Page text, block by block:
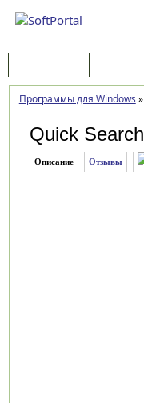
Программы для Windows »
Quick Search
Описание Отзывы